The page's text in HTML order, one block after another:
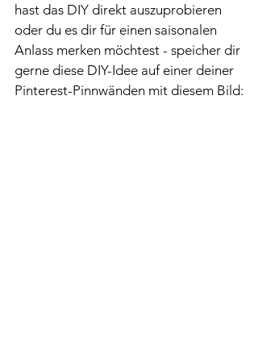
hast das DIY direkt auszuprobieren
oder du es dir für einen saisonalen
Anlass merken möchtest - speicher dir
gerne diese DIY-Idee auf einer deiner
Pinterest-Pinnwänden mit diesem Bild: